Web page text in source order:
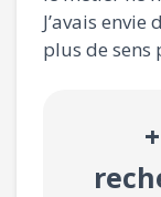
J’avais
plus de sens